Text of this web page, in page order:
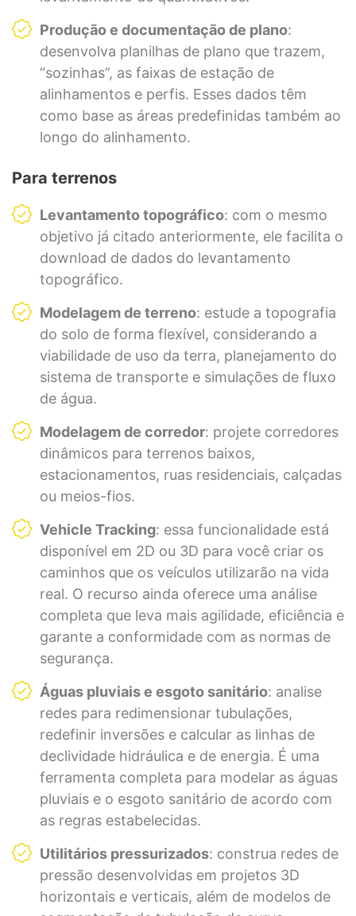
Produção e documentação de plano:
desenvolva planilhas de plano que trazem,
“sozinhas”, as faixas de estação de
alinhamentos e perfis. Esses dados têm
como base as áreas predefinidas também ao
longo do alinhamento.
Para terrenos
Levantamento topográfico: com o mesmo
objetivo já citado anteriormente, ele facilita o
download de dados do levantamento
topográfico.
Modelagem de terreno: estude a topografia
do solo de forma flexível, considerando a
viabilidade de uso da terra, planejamento do
sistema de transporte e simulações de fluxo
de água.
Modelagem de corredor: projete corredores
dinâmicos para terrenos baixos,
estacionamentos, ruas residenciais, calçadas
ou meios-fios.
Vehicle Tracking: essa funcionalidade está
disponível em 2D ou 3D para você criar os
caminhos que os veículos utilizarão na vida
real. O recurso ainda oferece uma análise
completa que leva mais agilidade, eficiência e
garante a conformidade com as normas de
segurança.
Águas pluviais e esgoto sanitário: analise
redes para redimensionar tubulações,
redefinir inversões e calcular as linhas de
declividade hidráulica e de energia. É uma
ferramenta completa para modelar as águas
pluviais e o esgoto sanitário de acordo com
as regras estabelecidas.
Utilitários pressurizados: construa redes de
pressão desenvolvidas em projetos 3D
horizontais e verticais, além de modelos de